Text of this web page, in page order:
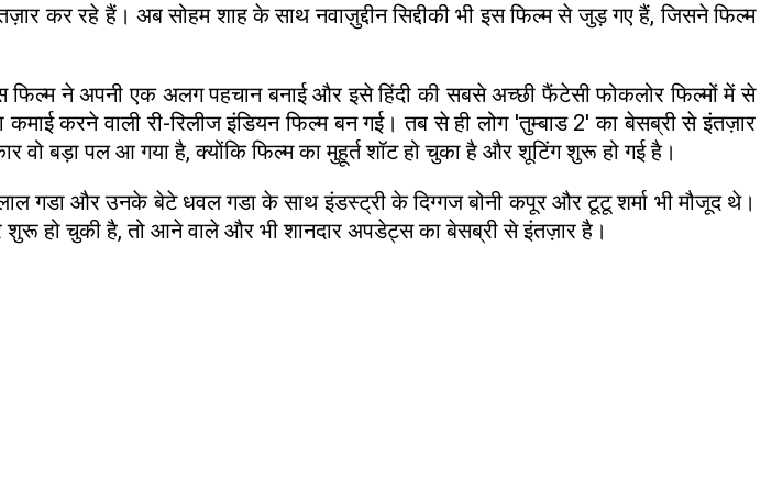
कर रहे हैं। अब सोहम शाह के साथ नवाज़ुद्दीन सिद्दीकी भी इस फिल्म से जुड़ गए हैं, जिसने फिल्म
फिल्म ने अपनी एक अलग पहचान बनाई और इसे हिंदी की सबसे अच्छी फैंटेसी फोकलोर फिल्मों में से
कमाई करने वाली री-रिलीज इंडियन फिल्म बन गई। तब से ही लोग 'तुम्बाड 2' का बेसब्री से इंतज़ार
बड़ा पल आ गया है, क्योंकि फिल्म का मुहूर्त शॉट हो चुका है और शूटिंग शुरू हो गई है।
गडा और उनके बेटे धवल गडा के साथ इंडस्ट्री के दिग्गज बोनी कपूर और टूटू शर्मा भी मौजूद थे।
हो चुकी है, तो आने वाले और भी शानदार अपडेट्स का बेसब्री से इंतज़ार है।